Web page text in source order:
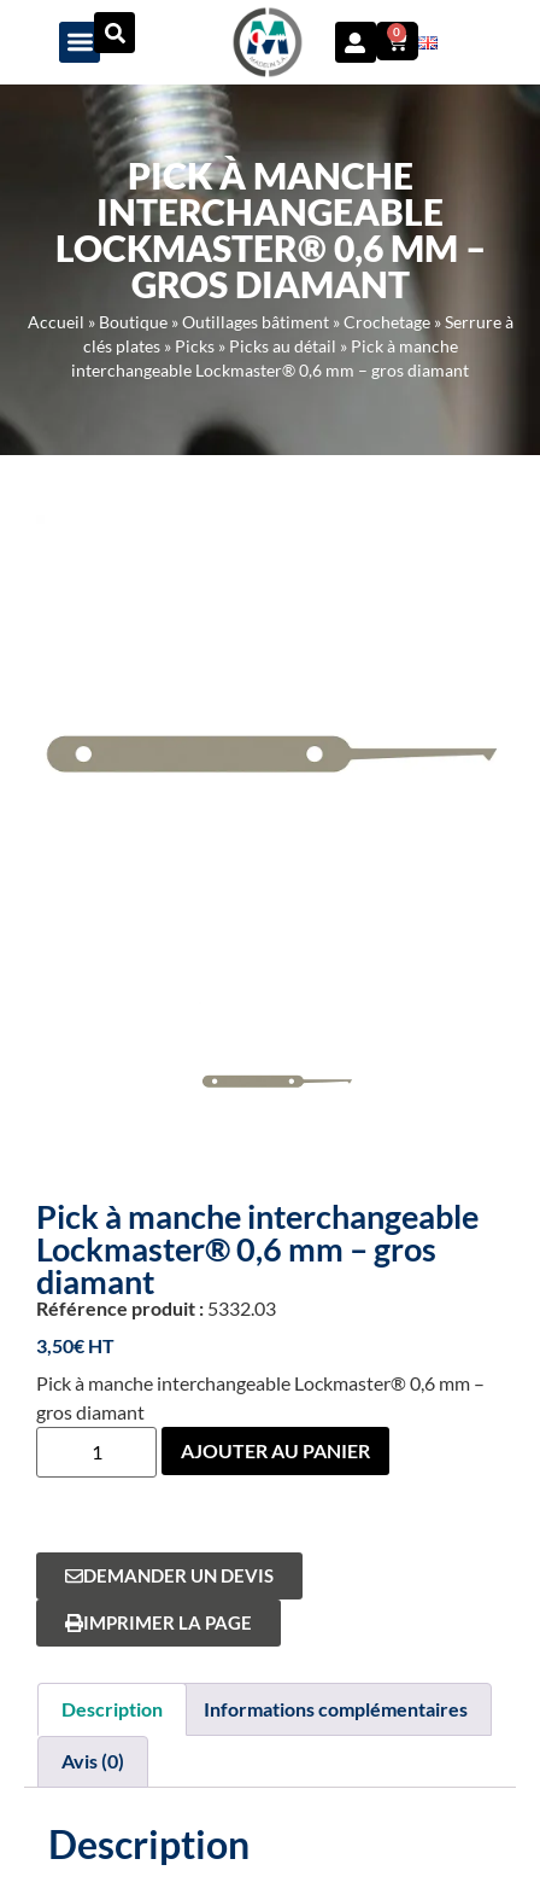
Panneau de gestion des cookies
0
PICK À MANCHE
INTERCHANGEABLE
LOCKMASTER® 0,6 MM –
GROS DIAMANT
Accueil » Boutique»Outillages bâtiment»Crochetage»Serrure à
clés plates» Picks» Picks au détail » Pick à manche
interchangeable Lockmaster® 0,6 mm – gros diamant
Pick à manche interchangeable
Lockmaster® 0,6 mm – gros
diamant
Référence produit : 5332.03
3,50€
Pick à manche interchangeable Lockmaster® 0,6 mm –
gros diamant
AJOUTER AU PANIER
DEMANDER UN DEVIS
IMPRIMER LA PAGE
Description Informations complémentaires
Avis (0)
Description